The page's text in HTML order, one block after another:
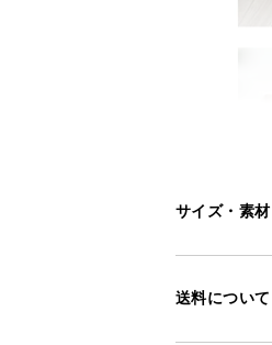
サイズ・素材
送料について